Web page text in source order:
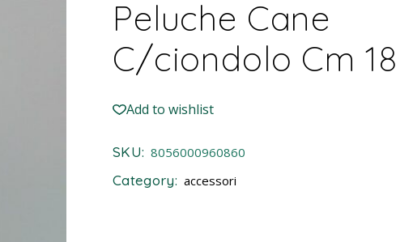
Peluche Cane
C/ciondolo Cm 18
Add to wishlist
SKU: 8056000960860
Category: accessori